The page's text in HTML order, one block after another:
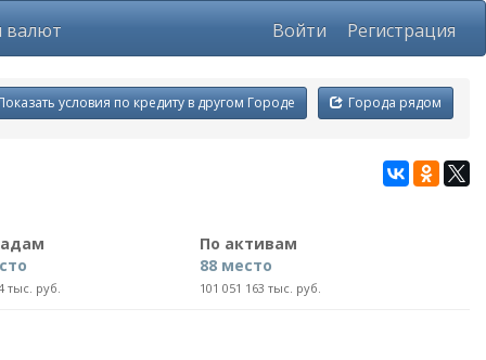
валют Войти Регистрация
Города рядом
условия по кредиту в другом Городе
По активам
тыс. руб.
88 место
101 051 163 тыс. руб.